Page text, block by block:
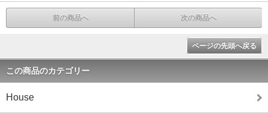
前の商品へ 次の商品へ
ページの先頭へ戻る
この商品のカテゴリー
House